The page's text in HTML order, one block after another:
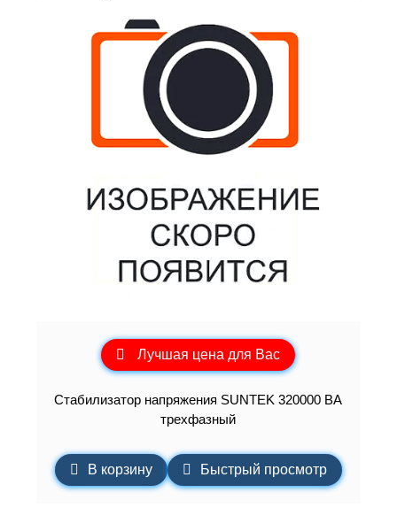
Лучшая цена для Вас
Стабилизатор напряжения SUNTEK 320000 ВА
трехфазный
В корзину Быстрый просмотр